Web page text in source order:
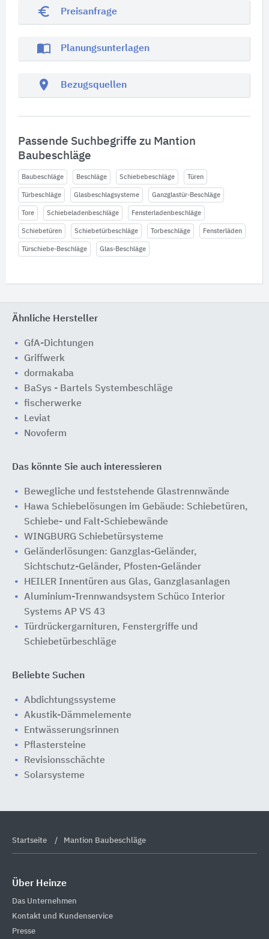
euro_symbol Preisanfrage
import_contacts Planungsunterlagen
location_on Bezugsquellen
Passende Suchbegriffe zu Mantion
Baubeschläge
Baubeschläge Beschläge Schiebebeschläge Türen
Türbeschläge Glasbeschlagsysteme Ganzglastür-Beschläge
Tore Schiebeladenbeschläge Fensterladenbeschläge
Schiebetüren Schiebetürbeschläge Torbeschläge Fensterläden
Türschiebe-Beschläge Glas-Beschläge
Ähnliche Hersteller
GfA-Dichtungen
Griffwerk
dormakaba
BaSys - Bartels Systembeschläge
fischerwerke
Leviat
Novoferm
Das könnte Sie auch interessieren
Bewegliche und feststehende Glastrennwände
Hawa Schiebelösungen im Gebäude: Schiebetüren,
Schiebe- und Falt-Schiebewände
WINGBURG Schiebetürsysteme
Geländerlösungen: Ganzglas-Geländer,
Sichtschutz-Geländer, Pfosten-Geländer
HEILER Innentüren aus Glas, Ganzglasanlagen
Aluminium-Trennwandsystem Schüco Interior
Systems AP VS 43
Türdrückergarnituren, Fenstergriffe und
Schiebetürbeschläge
Beliebte Suchen
Abdichtungssysteme
Akustik-Dämmelemente
Entwässerungsrinnen
Pflastersteine
Revisionsschächte
Solarsysteme
Startseite Mantion Baubeschläge
Über Heinze
Das Unternehmen
Kontakt und Kundenservice
Presse